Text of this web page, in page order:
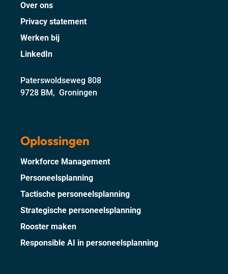
Over ons
Privacy statement
Werken bij
LinkedIn
Paterswoldseweg 808
9728 BM, Groningen
Oplossingen
Workforce Management
Personeelsplanning
Tactische personeelsplanning
Strategische personeelsplanning
Rooster maken
Responsible AI in personeelsplanning